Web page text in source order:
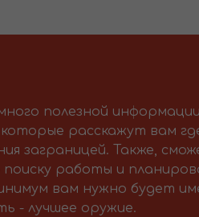
полезной
расскажут вам
заграницей. Также,
работы и
вам нужно будет
- лучшее оружие.